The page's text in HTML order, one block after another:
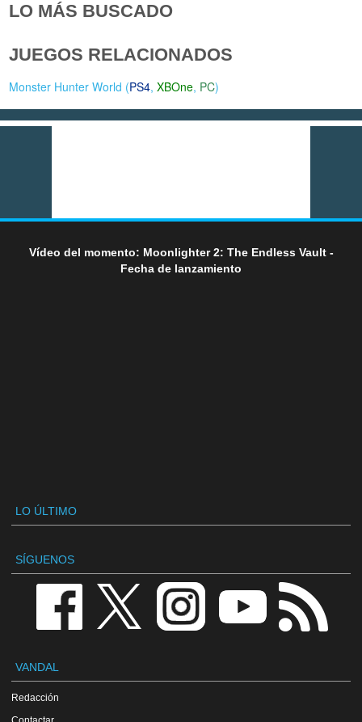
LO MÁS BUSCADO
JUEGOS RELACIONADOS
Monster Hunter World (PS4,XBOne, PC)
Vídeo del momento: Moonlighter 2: The Endless Vault -
Fecha de lanzamiento
LO ÚLTIMO
SÍGUENOS
VANDAL
Redacción
Contactar